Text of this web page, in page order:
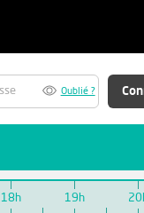
Oublié ?
18h 19h